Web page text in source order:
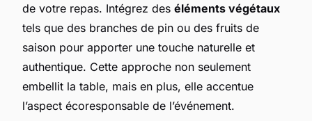
de votre repas. Intégrez des éléments végétaux
tels que des branches de pin ou des fruits de
saison pour apporter une touche naturelle et
authentique. Cette approche non seulement
embellit la table, mais en plus, elle accentue
l’aspect écoresponsable de l’événement.